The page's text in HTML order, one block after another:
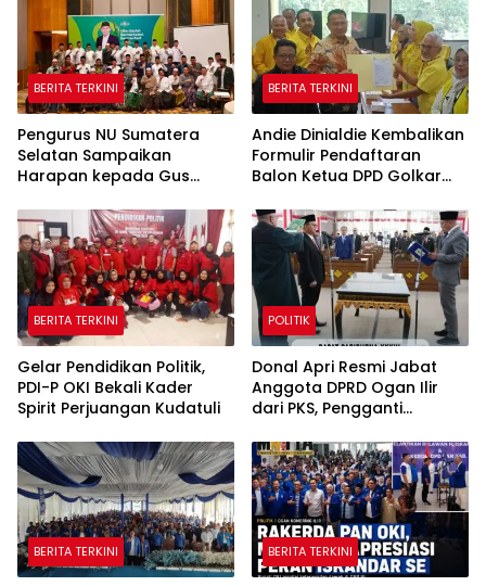
BERITA TERKINI
Pengurus NU Sumatera
Selatan Sampaikan
Harapan kepada Gus
Pesantren
BERITA TERKINI
Andie Dinialdie Kembalikan
Formulir Pendaftaran
Balon Ketua DPD Golkar
BERITA TERKINI
Gelar Pendidikan Politik,
PDI-P OKI Bekali Kader
Spirit Perjuangan Kudatuli
POLITIK
Donal Apri Resmi Jabat
Anggota DPRD Ogan Ilir
dari PKS, Pengganti
Meninggal Dunia
BERITA TERKINI BERITA TERKINI